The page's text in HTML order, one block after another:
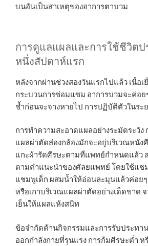
บนอันเป็นสาเหตุของอาการตาบวม
การดูแลแผลและการใช้ชีวิตป
หนึ่งสัปดาห์แรก
หลังจากผ่านช่วงสองวันแรกไปแล้ว เนื้อเ
กระบวนการซ่อมแซม อาการบวมจะค่อย
ช้ำก่อนจะจางหายไป การปฏิบัติตัวในระ
การทำความสะอาดแผลอย่างระมัดระวัง
แผลผ่าตัดส่องกล้องมักจะอยู่บริเวณหนัง
แกะผ้ารัดศีรษะตามที่แพทย์กำหนดแล้ว
ตามคำแนะนำของศัลยแพทย์ โดยใช้แช
แชมพูเด็ก ผสมน้ำให้อ่อนละมุนแล้วค่อย
หรือเกาบริเวณแผลผ่าตัดอย่างเด็ดขาด
เย็นให้แผลแห้งสนิท
ข้อจำกัดด้านกิจกรรมและการรับประทา
ออกกำลังกายที่รุนแรง การก้มศีรษะต่ำ